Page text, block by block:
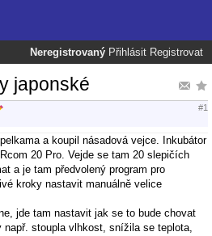
Neregistrovaný Přihlásit Registrovat
japonské
#1
a koupil násadová vejce. Inkubátor
20 Pro. Vejde se tam 20 slepičích
a je tam předvolený program pro
kroky nastavit manuálně velice
jde tam nastavit jak se to bude chovat
stoupla vlhkost, snížila se teplota,